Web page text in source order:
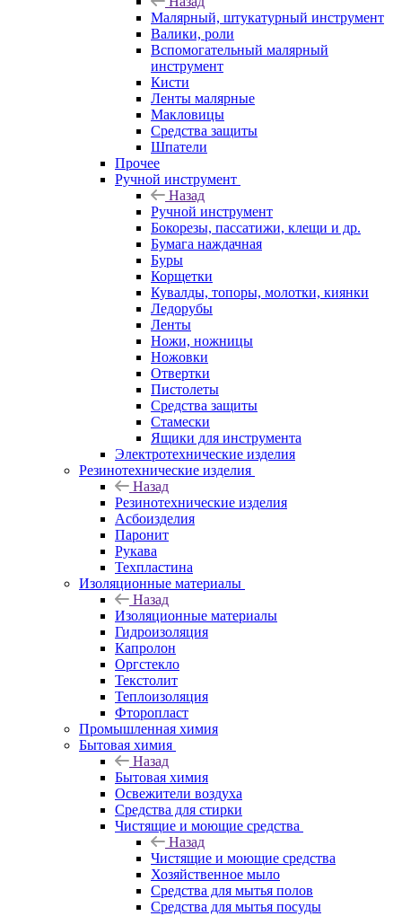
Малярный, штукатурный инструмент
Валики, роли
Вспомогательный малярный
инструмент
Кисти
Ленты малярные
Макловицы
Средства защиты
Шпатели
Прочее
Ручной инструмент
Назад
Ручной инструмент
Бокорезы, пассатижи, клещи и др.
Бумага наждачная
Буры
Корщетки
Кувалды, топоры, молотки, киянки
Ледорубы
Ленты
Ножи, ножницы
Ножовки
Отвертки
Пистолеты
Средства защиты
Стамески
Ящики для инструмента
Электротехнические изделия
Резинотехнические изделия
Назад
Резинотехнические изделия
Асбоизделия
Паронит
Рукава
Техпластина
Изоляционные материалы
Назад
Изоляционные материалы
Гидроизоляция
Капролон
Оргстекло
Текстолит
Теплоизоляция
Фторопласт
Промышленная химия
Бытовая химия
Назад
Бытовая химия
Освежители воздуха
Средства для стирки
Чистящие и моющие средства
Назад
Чистящие и моющие средства
Хозяйственное мыло
Средства для мытья полов
Средства для мытья посуды